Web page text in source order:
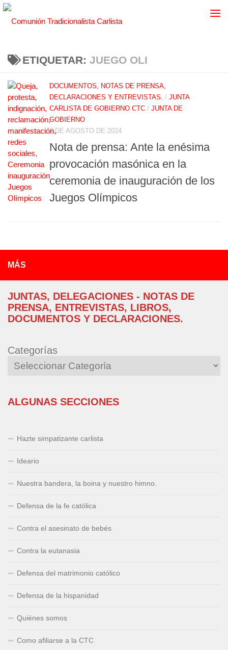
ETIQUETAR: JUEGO OLI
DOCUMENTOS, NOTAS DE PRENSA,
DECLARACIONES Y ENTREVISTAS. / JUNTA
CARLISTA DE GOBIERNO CTC / JUNTA DE
GOBIERNO
2 DE AGOSTO DE 2024
Nota de prensa: Ante la enésima
provocación masónica en la
ceremonia de inauguración de los
Juegos Olímpicos
MÁS
JUNTAS, DELEGACIONES - NOTAS DE
PRENSA, ENTREVISTAS, LIBROS,
DOCUMENTOS Y DECLARACIONES.
Categorías
ALGUNAS SECCIONES
Hazte simpatizante carlista
Ideario
Nuestra bandera, la boina y nuestro himno.
Defensa de la fe católica
Contra el asesinato de bebés
Contra la eutanasia
Defensa del matrimonio católico
Defensa de la hispanidad
Quiénes somos
Como afiliarse a la CTC